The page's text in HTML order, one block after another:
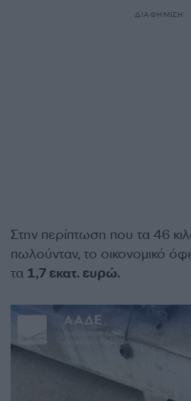
ΔΙΑΦΗΜΙΣΗ
Στην περίπτωση που τα 46
πωλούνταν, το οικονομικό
τα 1,7 εκατ. ευρώ.